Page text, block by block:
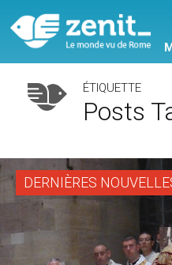
ÉTIQUETTE
Posts
DERNIÈRES